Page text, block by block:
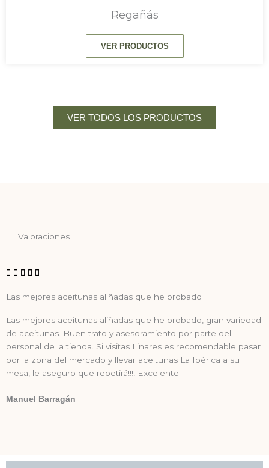
Regañás
VER PRODUCTOS
VER TODOS LOS PRODUCTOS
Valoraciones
    
Las mejores aceitunas aliñadas que he probado
Las mejores aceitunas aliñadas que he probado, gran variedad
de aceitunas. Buen trato y asesoramiento por parte del
personal de la tienda. Si visitas Linares es recomendable pasar
por la zona del mercado y llevar aceitunas La Ibérica a su
mesa, le aseguro que repetirá!!!! Excelente.
Manuel Barragán